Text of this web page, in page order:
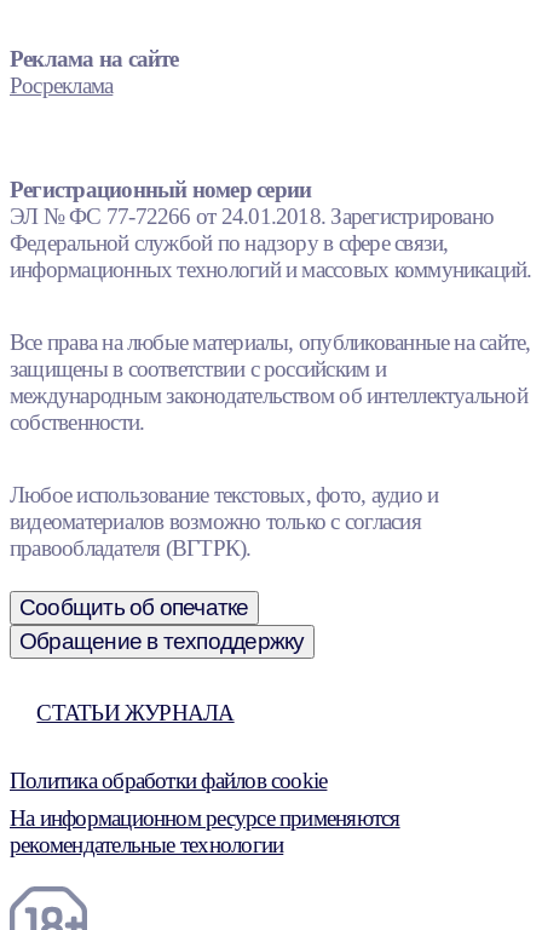
Реклама на сайте
Росреклама
Регистрационный номер серии
ЭЛ № ФС 77-72266 от 24.01.2018. Зарегистрировано
Федеральной службой по надзору в сфере связи,
информационных технологий и массовых коммуникаций.
Все права на любые материалы, опубликованные на сайте,
защищены в соответствии с российским и
международным законодательством об интеллектуальной
собственности.
Любое использование текстовых, фото, аудио и
видеоматериалов возможно только с согласия
правообладателя (ВГТРК).
Сообщить об опечатке
Обращение в техподдержку
СТАТЬИ ЖУРНАЛА
Политика обработки файлов cookie
На информационном ресурсе применяются
рекомендательные технологии